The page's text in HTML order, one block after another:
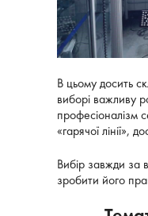
В цьому досить
виборі важливу
професіоналізм
«гарячої лінії»,
Вибір завжди
зробити його